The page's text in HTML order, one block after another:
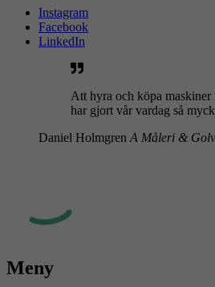
Instagram
Facebook
LinkedIn
Att hyra och köpa maskiner
har gjort vår vardag så
Daniel Holmgren A Måleri &
Meny